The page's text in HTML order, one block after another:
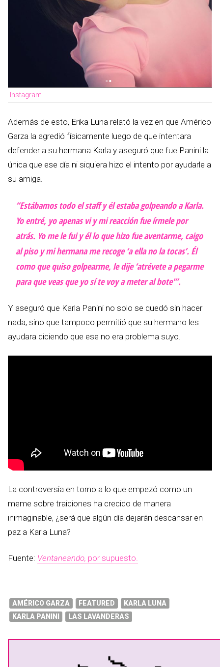
Instagram
Además de esto, Erika Luna relató la vez en que Américo
Garza la agredió físicamente luego de que intentara
defender a su hermana Karla y aseguró que fue Panini la
única que ese día ni siquiera hizo el intento por ayudarle a
su amiga.
“Estábamos todo el staff y él estaba golpeando a Karla.
Yo entré, yo apenas vi y mi reacción fue írmele por
atrás. Yo me le fui y él lo que hizo fue aventarme, caigo
al piso y mi hermana me recoge ‘a ella no la tocas’. Él
como que quiso golpearme, le dije ‘atrévete a pegarme
para que veas que yo sí te voy a meter al bote'”.
Y aseguró que Karla Panini no solo se quedó sin hacer
nada, sino que tampoco permitió que su hermano les
ayudara diciendo que ese no era problema suyo.
La controversia en torno a lo que empezó como un
meme sobre traiciones ha crecido de manera
inimaginable, ¿será que algún día dejarán descansar en
paz a Karla Luna?
Fuente: Ventaneando, por supuesto.
AMÉRICO GARZA FEATURED
KARLA LUNA
KARLA PANINI
LAS LAVANDERAS